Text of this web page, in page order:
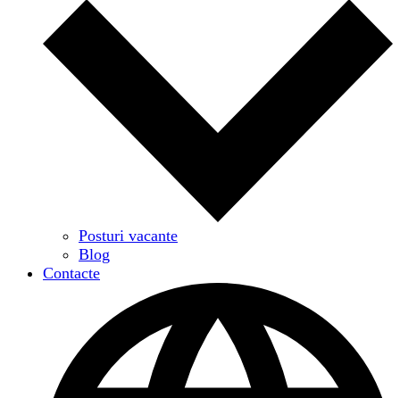
Posturi vacante
Blog
Contacte